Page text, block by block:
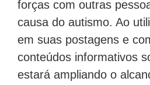
forças com outras
causa do autismo. Ao
em suas postagens e
conteúdos informativos
estará ampliando o